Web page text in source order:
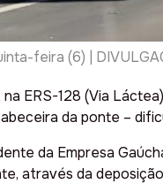
feira (6) |
ERS-128 (Via
da ponte –
da Empresa
através da